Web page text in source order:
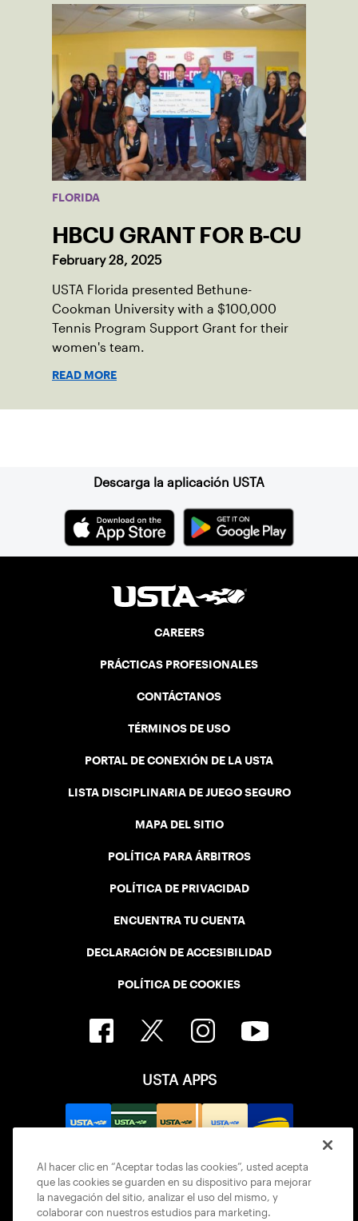
FLORIDA
HBCU GRANT FOR B-CU
February 28, 2025
USTA Florida presented Bethune-
Cookman University with a $100,000
Tennis Program Support Grant for their
women's team.
READ MORE
Descarga la aplicación USTA
CAREERS
PRÁCTICAS PROFESIONALES
CONTÁCTANOS
TÉRMINOS DE USO
PORTAL DE CONEXIÓN DE LA USTA
LISTA DISCIPLINARIA DE JUEGO SEGURO
MAPA DEL SITIO
POLÍTICA PARA ÁRBITROS
POLÍTICA DE PRIVACIDAD
ENCUENTRA TU CUENTA
DECLARACIÓN DE ACCESIBILIDAD
POLÍTICA DE COOKIES
USTA APPS
Al hacer clic en “Aceptar todas las cookies”, usted acepta
que las cookies se guarden en su dispositivo para mejorar
la navegación del sitio, analizar el uso del mismo, y
colaborar con nuestros estudios para marketing.